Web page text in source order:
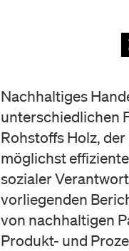
Nachhaltiges
unterschiedlichen
Rohstoffs Holz,
möglichst
sozialer
vorliegenden
von nachhaltigen
Produkt- und